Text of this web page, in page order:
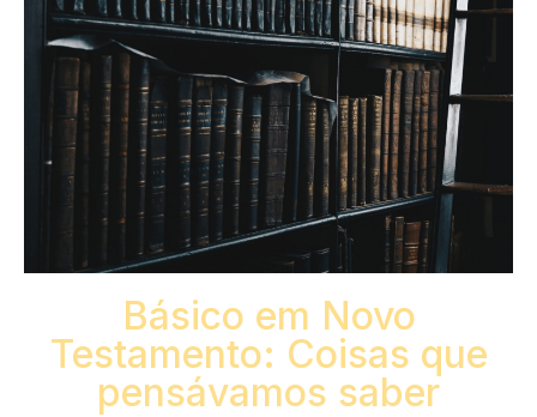
Básico em Novo
Testamento: Coisas que
pensávamos saber